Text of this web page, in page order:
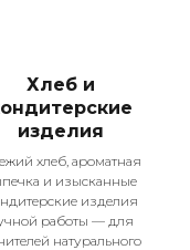
Хлеб и
изделия
хлеб, ароматная
и изысканные
изделия
работы — для
натурального